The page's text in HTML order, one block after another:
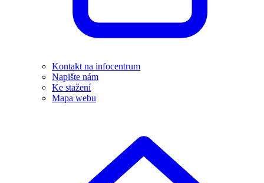
Kontakt na infocentrum
Napište nám
Ke stažení
Mapa webu